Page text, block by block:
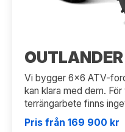
Vi bygger 6x6 ATV-
kan klara med dem.
terrängarbete finns
Pris från 169 900 kr